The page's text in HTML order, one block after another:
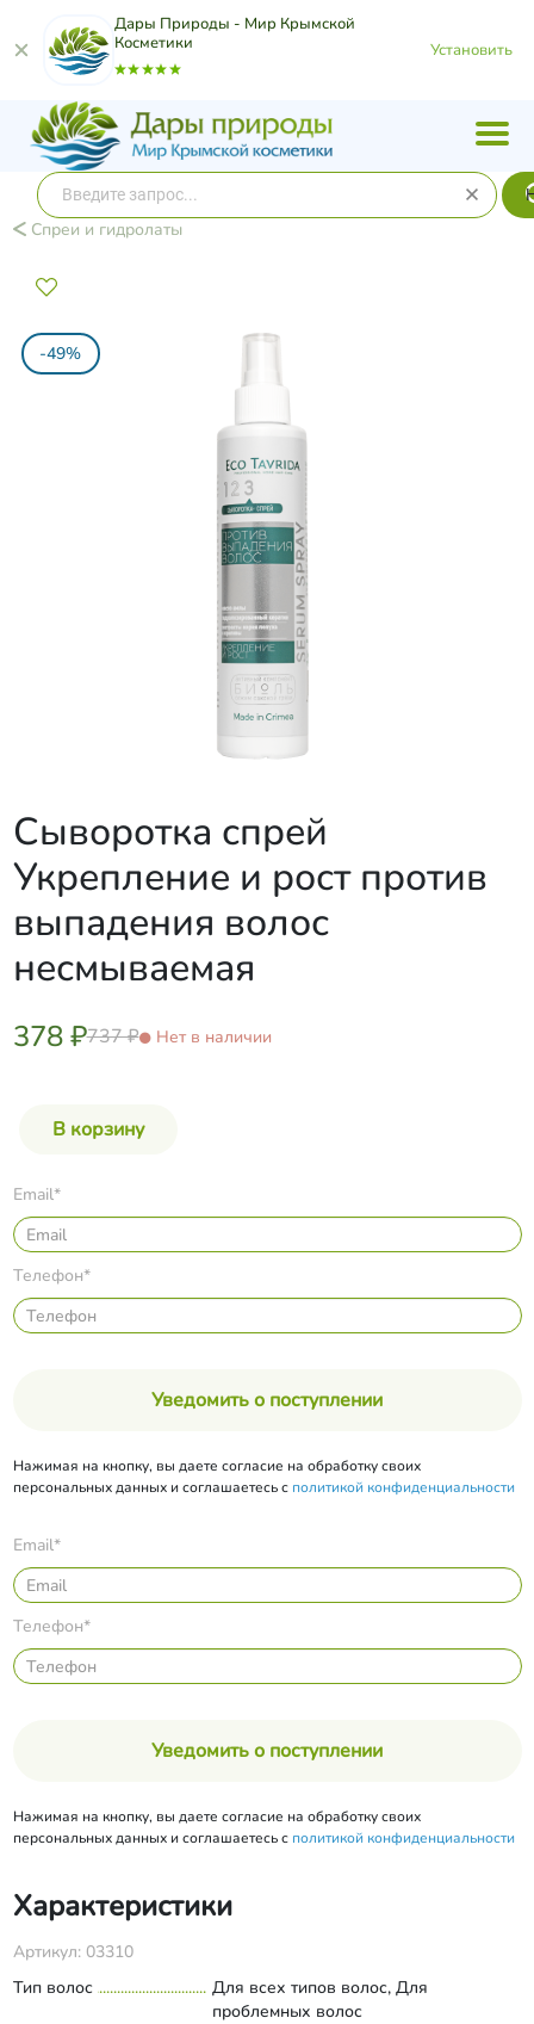
Дары Природы - Мир Крымской
Косметики
Установить
Спреи и гидролаты
-49%
Сыворотка спрей
Укрепление и рост против
выпадения волос
несмываемая
378 ₽737 ₽ Нет в наличии
Email*
Телефон*
Уведомить о поступлении
Нажимая на кнопку, вы даете согласие на обработку своих
персональных данных и соглашаетесь с политикой конфиденциальности
Email*
Телефон*
Уведомить о поступлении
Нажимая на кнопку, вы даете согласие на обработку своих
персональных данных и соглашаетесь с политикой конфиденциальности
Характеристики
Артикул: 03310
Тип волос
Для всех типов волос, Для
проблемных волос